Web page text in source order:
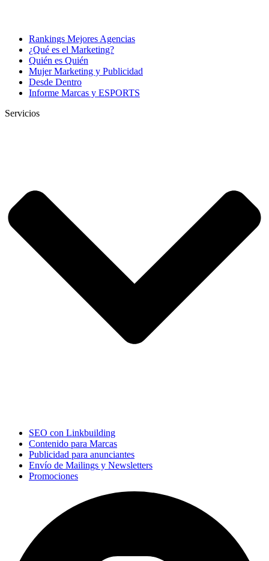
Rankings Mejores Agencias
¿Qué es el Marketing?
Quién es Quién
Mujer Marketing y Publicidad
Desde Dentro
Informe Marcas y ESPORTS
Servicios
SEO con Linkbuilding
Contenido para Marcas
Publicidad para anunciantes
Envío de Mailings y Newsletters
Promociones